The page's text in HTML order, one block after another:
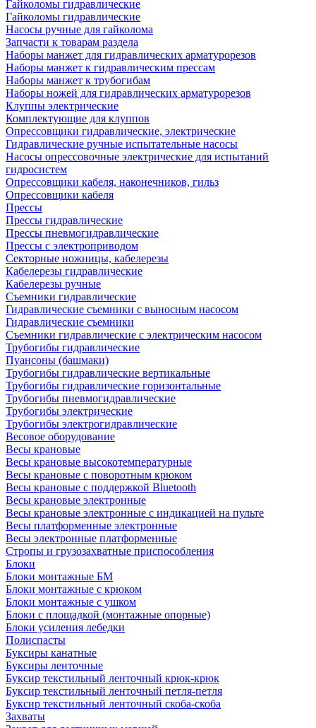
Гайколомы гидравлические
Гайколомы гидравлические
Насосы ручные для гайколома
Запчасти к товарам раздела
Наборы манжет для гидравлических арматурорезов
Наборы манжет к гидравлическим прессам
Наборы манжет к трубогибам
Наборы ножей для гидравлических арматурорезов
Клуппы электрические
Комплектующие для клуппов
Опрессовщики гидравлические, электрические
Гидравлические ручные испытательные насосы
Насосы опрессовочные электрические для испытаний
гидросистем
Опрессовщики кабеля, наконечников, гильз
Опрессовщики кабеля
Прессы
Прессы гидравлические
Прессы пневмогидравлические
Прессы с электроприводом
Секторные ножницы, кабелерезы
Кабелерезы гидравлические
Кабелерезы ручные
Съемники гидравлические
Гидравлические cъемники с выносным насосом
Гидравлические съемники
Съемники гидравлические с электрическим насосом
Трубогибы гидравлические
Пуансоны (башмаки)
Трубогибы гидравлические вертикальные
Трубогибы гидравлические горизонтальные
Трубогибы пневмогидравлические
Трубогибы электрические
Трубогибы электрогидравлические
Весовое оборудование
Весы крановые
Весы крановые высокотемпературные
Весы крановые с поворотным крюком
Весы крановые с поддержкой Bluetooth
Весы крановые электронные
Весы крановые электронные с индикацией на пульте
Весы платформенные электронные
Весы электронные платформенные
Стропы и грузозахватные приспособления
Блоки
Блоки монтажные БМ
Блоки монтажные с крюком
Блоки монтажные с ушком
Блоки с площадкой (монтажные опорные)
Блоки усиления лебедки
Полиспасты
Буксиры канатные
Буксиры ленточные
Буксир текстильный ленточный крюк-крюк
Буксир текстильный ленточный петля-петля
Буксир текстильный ленточный скоба-скоба
Захваты